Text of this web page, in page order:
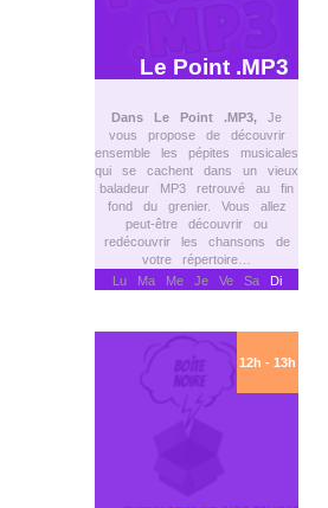
Le Point .MP3
Dans Le Point .MP3, Je
vous propose de découvrir
ensemble les pépites musicales
qui se cachent dans un vieux
baladeur MP3 retrouvé au fin
fond du grenier. Vous allez
peut-être découvrir ou
redécouvrir les chansons de
votre répertoire…
Lu Ma Me Je Ve Sa
Di
12h - 13h